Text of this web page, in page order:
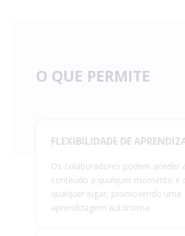
O QUE PERMITE
FLEXIBILIDADE DE
Os colaboradores podem aceder
conteúdo a qualquer momento e
qualquer lugar, promovendo uma
aprendizagem autónoma